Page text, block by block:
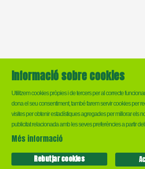
Sitemap | Ús de Cookies | Contactar
Link a instagram
Link a twitter
Link a facebook
Informació sobre cookies
Utilitzem cookies pròpies i de tercers per al correcte
dona el seu consentiment, també farem servir cookies per
visites per obtenir estadístiques agregades per millorar els
publicitat relacionada amb les seves preferències a partir
Més informació
Rebutjar cookies